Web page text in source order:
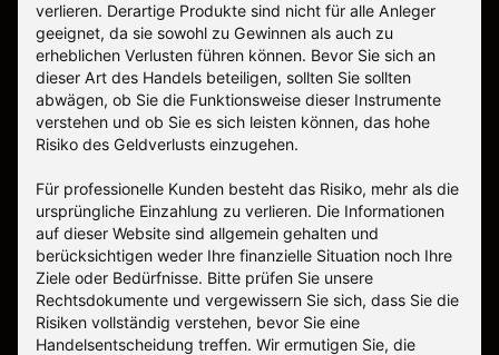
verlieren. Derartige Produkte sind nicht für alle Anleger
geeignet, da sie sowohl zu Gewinnen als auch zu
erheblichen Verlusten führen können. Bevor Sie sich an
dieser Art des Handels beteiligen, sollten Sie sollten
abwägen, ob Sie die Funktionsweise dieser Instrumente
verstehen und ob Sie es sich leisten können, das hohe
Risiko des Geldverlusts einzugehen.
Für professionelle Kunden besteht das Risiko, mehr als die
ursprüngliche Einzahlung zu verlieren. Die Informationen
auf dieser Website sind allgemein gehalten und
berücksichtigen weder Ihre finanzielle Situation noch Ihre
Ziele oder Bedürfnisse. Bitte prüfen Sie unsere
Rechtsdokumente und vergewissern Sie sich, dass Sie die
Risiken vollständig verstehen, bevor Sie eine
Handelsentscheidung treffen. Wir ermutigen Sie, die